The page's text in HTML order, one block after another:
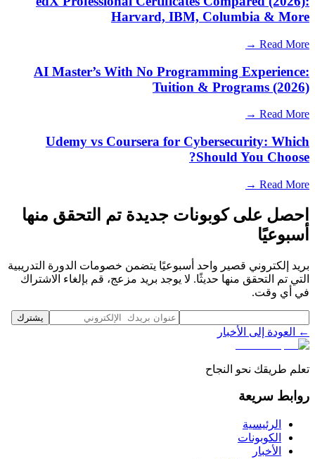
Harvard, IBM, Columbia & More
Read More →
AI Master’s With No Programming Experience:
Tuition & Programs (2026)
Read More →
Udemy vs Coursera for Cybersecurity: Which
Should You Choose?
Read More →
احصل على كوبونات جديدة تم التحقق منها
أسبوعيًا
بريد إلكتروني قصير واحد أسبوعيًا يتضمن خصومات الدورة التدريبية
التي تم التحقق منها حديثًا. لا يوجد بريد مزعج، قم بإلغاء الاشتراك
في أي وقت.
يشترك
← العودة إلى الأخبار
تعلم طريقك نحو النجاح
روابط سريعة
الرئيسية
الكوبونات
الأخبار